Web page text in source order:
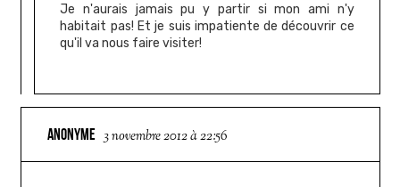
Je n'aurais jamais pu y partir si mon ami n'y
habitait pas! Et je suis impatiente de découvrir ce
qu'il va nous faire visiter!
ANONYME 3 novembre 2012 à 22:56